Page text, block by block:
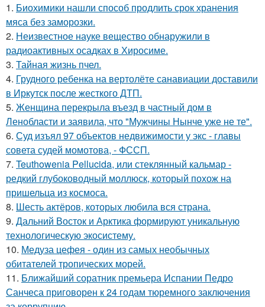
1. Биохимики нашли способ продлить срок хранения
мяса без заморозки.
2. Неизвестное науке вещество обнаружили в
радиоактивных осадках в Хиросиме.
3. Тайная жизнь пчел.
4. Грудного ребенка на вертолёте санавиации доставили
в Иркутск после жесткого ДТП.
5. Женщина перекрыла въезд в частный дом в
Ленобласти и заявила, что "Мужчины Нынче уже не те".
6. Суд изъял 97 объектов недвижимости у экс - главы
совета судей момотова, - ФССП.
7. Teuthowenia Pellucida, или стеклянный кальмар -
редкий глубоководный моллюск, который похож на
пришельца из космоса.
8. Шесть актёров, которых любила вся страна.
9. Дальний Восток и Арктика формируют уникальную
технологическую экосистему.
10. Медуза цефея - один из самых необычных
обитателей тропических морей.
11. Ближайший соратник премьера Испании Педро
Санчеса приговорен к 24 годам тюремного заключения